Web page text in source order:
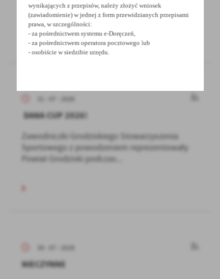
ostrzeżenie meterologiczne - Burze/2
31 - 07 - 2026
DANA CUP 2026!
Zawodniczki Grodziskiego Stowarzyszenia
Sportowego z powodzeniem reprezentowały
Powiat Grodziski podczas...
30 - 07 - 2026
NIECZYNNE
wynikających z przepisów, należy złożyć wniosek
(zawiadomienie) w jednej z form przewidzianych przepisami
prawa, w szczególności:
- za pośrednictwem systemu e-Doręczeń,
- za pośrednictwem operatora pocztowego lub
- osobiście w siedzibie urzędu.